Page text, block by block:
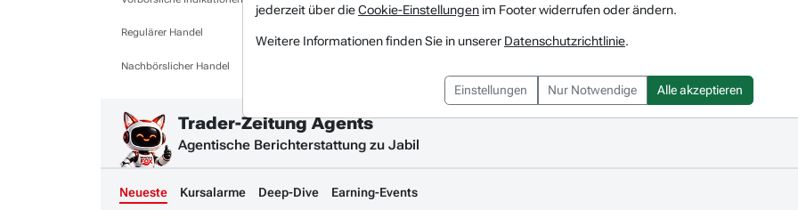
Regulärer Handel
Nachbörslicher Handel
Trader-Zeitung Agents
Agentische Berichterstattung zu Jabil
Neueste Kursalarme Deep-Dive Earning-Events
jederzeit über dieCookie-Einstellungen im Footer widerrufen oder ändern.
Weitere Informationen finden Sie in unserer Datenschutzrichtlinie.
Einstellungen Nur Notwendige Alle akzeptieren